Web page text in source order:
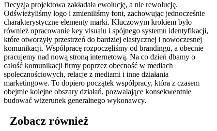
Decyzja projektowa zakładała ewolucję, a nie rewolucję.
Odświeżyliśmy logo i zmieniliśmy font, zachowując jednocześnie
charakterystyczne elementy marki. Kluczowym krokiem było
również opracowanie key visualu i spójnego systemu identyfikacji,
które otworzyły przestrzeń do bardziej elastycznej i nowoczesnej
komunikacji. Współpracę rozpoczęliśmy od brandingu, a obecnie
pracujemy nad nową stroną internetową. Na co dzień dbamy o
całość komunikacji firmy poprzez obecność w mediach
społecznościowych, relacje z mediami i inne działania
marketingowe. To dopiero początek współpracy, która z czasem
obejmie kolejne obszary działań, pozwalające konsekwentnie
budować wizerunek generalnego wykonawcy.
Zobacz również